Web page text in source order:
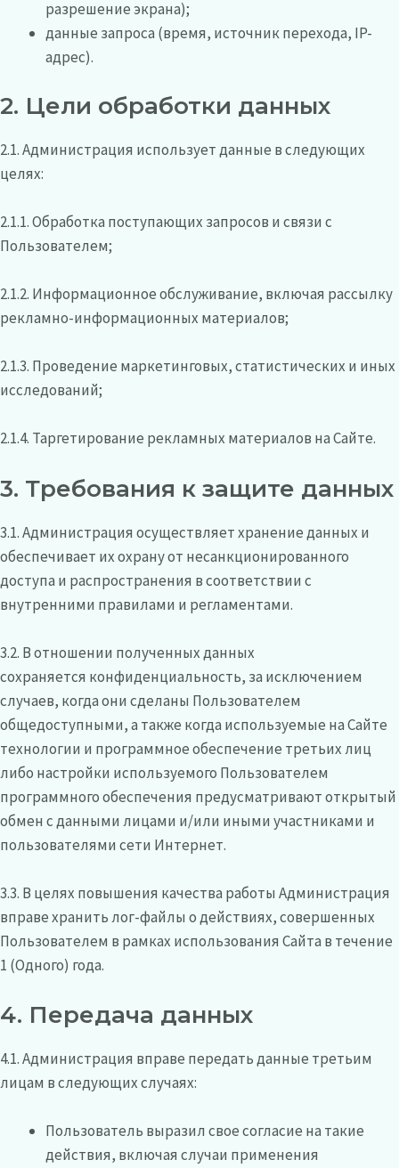
разрешение экрана);
данные запроса (время, источник перехода, IP-
адрес).
2. Цели обработки данных
2.1. Администрация использует данные в следующих
целях:
2.1.1. Обработка поступающих запросов и связи с
Пользователем;
2.1.2. Информационное обслуживание, включая рассылку
рекламно-информационных материалов;
2.1.3. Проведение маркетинговых, статистических и иных
исследований;
2.1.4. Таргетирование рекламных материалов на Сайте.
3. Требования к защите данных
3.1. Администрация осуществляет хранение данных и
обеспечивает их охрану от несанкционированного
доступа и распространения в соответствии с
внутренними правилами и регламентами.
3.2. В отношении полученных данных
сохраняется конфиденциальность, за исключением
случаев, когда они сделаны Пользователем
общедоступными, а также когда используемые на Сайте
технологии и программное обеспечение третьих лиц
либо настройки используемого Пользователем
программного обеспечения предусматривают открытый
обмен с данными лицами и/или иными участниками и
пользователями сети Интернет.
3.3. В целях повышения качества работы Администрация
вправе хранить лог-файлы о действиях, совершенных
Пользователем в рамках использования Сайта в течение
1 (Одного) года.
4. Передача данных
4.1. Администрация вправе передать данные третьим
лицам в следующих случаях:
Пользователь выразил свое согласие на такие
действия, включая случаи применения